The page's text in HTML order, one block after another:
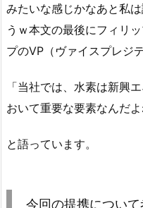
みたいな感じかなあと私
うｗ本文の最後にフィリ
プのVP（ヴァイスプレジ
「当社では、水素は新興
おいて重要な要素なんだよ
と語っています。
今回の提携について